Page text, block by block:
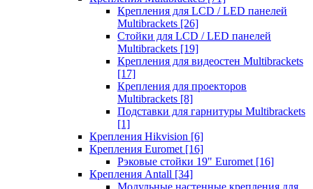
Крепления для LCD / LED панелей
Multibrackets [26]
Стойки для LCD / LED панелей
Multibrackets [19]
Крепления для видеостен Multibrackets
[17]
Крепления для проекторов
Multibrackets [8]
Подставки для гарнитуры Multibrackets
[1]
Крепления Hikvision [6]
Крепления Euromet [16]
Рэковые стойки 19" Euromet [16]
Крепления Antall [34]
Модульные настенные крепления для